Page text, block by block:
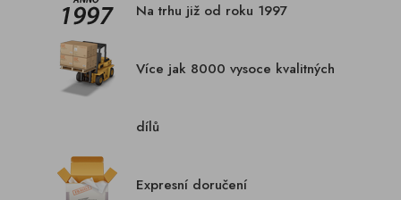
Na trhu již od roku 1997
Více jak 8000 vysoce kvalitných
dílů
Expresní doručení